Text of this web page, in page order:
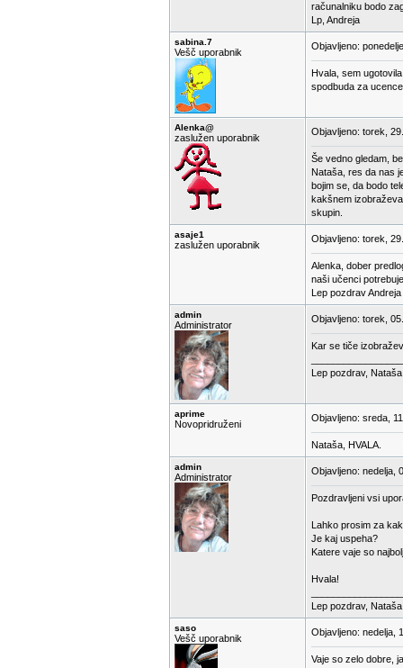
računalniku bodo
Lp, Andreja
sabina.7
Vešč uporabnik
Objavljeno:
Hvala, sem
spodbuda za
Alenka@
zaslužen uporabnik
Objavljeno: torek,
Še vedno gledam,
Nataša, res da nas
bojim se, da bodo
kakšnem
skupin.
asaje1
zaslužen uporabnik
Objavljeno: torek,
Alenka, dober
naši učenci
Lep pozdrav Andreja
admin
Administrator
Objavljeno: torek,
Kar se tiče
Lep pozdrav, Nataša
aprime
Novopridruženi
Objavljeno: sreda,
Nataša, HVALA.
admin
Administrator
Objavljeno: nedelja,
Pozdravljeni vsi
Lahko prosim za
Je kaj uspeha?
Katere vaje so
Hvala!
Lep pozdrav, Nataša
saso
Vešč uporabnik
Objavljeno: nedelja,
Vaje so zelo dobre,